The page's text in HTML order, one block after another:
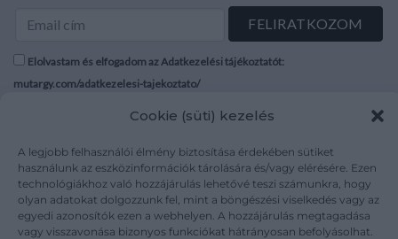
Cookie (süti) kezelés
A legjobb felhasználói élmény biztosítása érdekében sütiket
használunk az eszközinformációk tárolására és/vagy elérésére. Ezen
technológiákhoz való hozzájárulás lehetővé teszi számunkra, hogy
olyan adatokat dolgozzunk fel, mint a böngészési viselkedés vagy az
egyedi azonosítók ezen a webhelyen. A hozzájárulás megtagadása
vagy visszavonása bizonyos funkciókat hátrányosan befolyásolhat.
Elolvastam és elfogadom az Adatkezelési tájékoztatót:
mutargy.com/adatkezelesi-tajekoztato/
Médiaajánlat
Karrier
Kapcsolat
Áraink
ÁSZF
Adatvédelem
Impresszum